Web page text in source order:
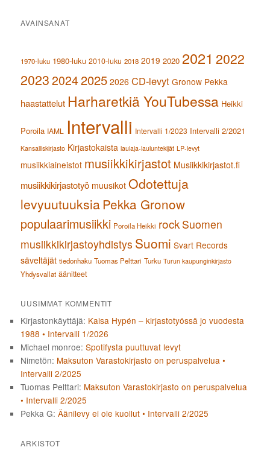
AVAINSANAT
1970-luku 1980-luku 2010-luku 2018 2019 2020 2021 2022
202320242025 2026 CD-levyt Gronow Pekka
haastattelut Harharetkiä YouTubessa Heikki
Poroila IAML Intervalli Intervalli 1/2023 Intervalli 2/2021
Kansalliskirjasto Kirjastokaista laulaja-lauluntekijät LP-levyt
musiikkiaineistot musiikkikirjastot Musiikkikirjastot.fi
musiikkikirjastotyö muusikot Odotettuja
levyuutuuksiaPekka Gronow
populaarimusiikki Poroila Heikki rock Suomen
musiikkikirjastoyhdistys Suomi Svart Records
säveltäjät tiedonhaku Tuomas Pelttari Turku Turun kaupunginkirjasto
Yhdysvallat äänitteet
UUSIMMAT KOMMENTIT
Kirjastonkäyttäjä: Kaisa Hypén – kirjastotyössä jo vuodesta
1988 • Intervalli 1/2026
Michael monroe:Spotifysta puuttuvat levyt
Nimetön: Maksuton Varastokirjasto on peruspalvelua •
Intervalli 2/2025
Tuomas Pelttari: Maksuton Varastokirjasto on peruspalvelua
• Intervalli 2/2025
Pekka G:Äänilevy ei ole kuollut • Intervalli 2/2025
ARKISTOT